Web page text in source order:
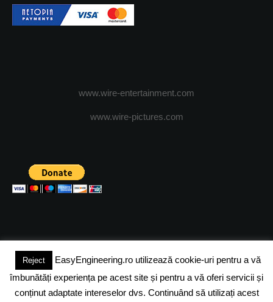
www.wire-entertainment.com
www.wire-pictures.com
(c) 2024 - FineEngineeringMagazine. All rights reserved.
DESPRE NOI ADVERTISING JOBS DESPRE COOKIES
Reject
EasyEngineering.ro utilizează cookie-uri pentru a vă
îmbunătăți experiența pe acest site și pentru a vă oferi servicii și
conținut adaptate intereselor dvs. Continuând să utilizați acest